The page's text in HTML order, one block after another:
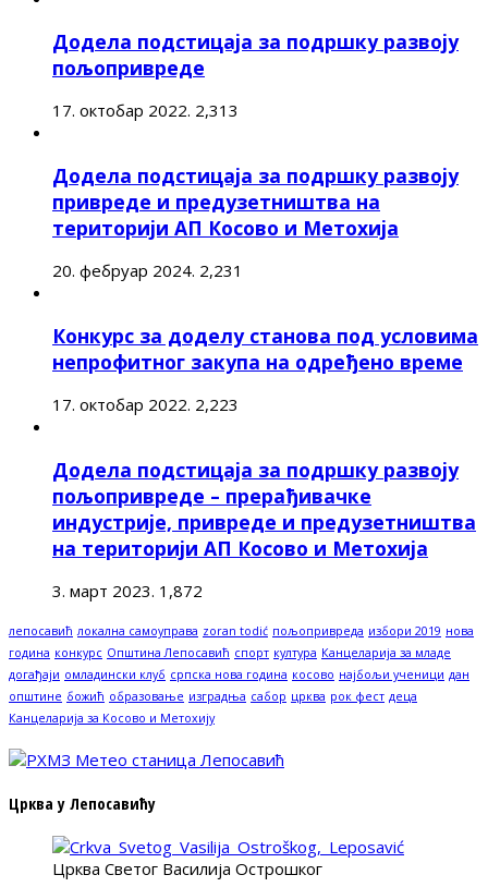
Додела подстицаја за подршку развоју
пољопривреде
17. октобар 2022. 2,313
Додела подстицаја за подршку развоју
привреде и предузетништва на
територији АП Косово и Метохија
20. фебруар 2024. 2,231
Конкурс за доделу станова под условима
непрофитног закупа на одређено време
17. октобар 2022. 2,223
Додела подстицаја за подршку развоју
пољопривреде – прерађивачке
индустрије, привреде и предузетништва
на територији АП Косово и Метохија
3. март 2023. 1,872
лепосавић локална самоуправа zoran todić пољопривреда избори 2019 нова
година конкурс Општина Лепосавић спорт култура Канцеларија за младе
догађаји омладински клуб српска нова година косово најбољи ученици дан
општине божић образовање изградња сабор црква рок фест деца
Канцеларија за Косово и Метохију
Црква у Лепосавићу
Црква Светог Василија Острошког